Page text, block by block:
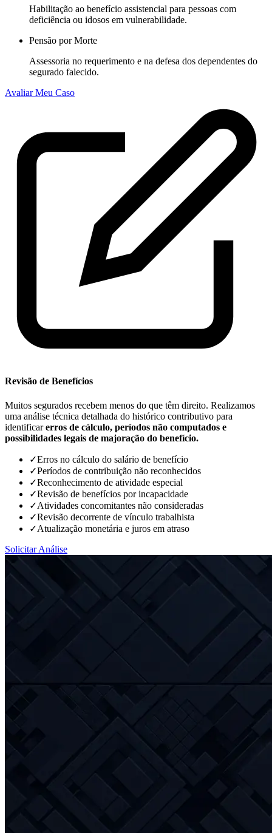
Habilitação ao benefício assistencial para pessoas com
deficiência ou idosos em vulnerabilidade.
Pensão por Morte
Assessoria no requerimento e na defesa dos dependentes do
segurado falecido.
Avaliar Meu Caso
Revisão de Benefícios
Muitos segurados recebem menos do que têm direito. Realizamos
uma análise técnica detalhada do histórico contributivo para
identificarerros de cálculo, períodos não computados e
possibilidades legais de majoração do benefício.
✓Erros no cálculo do salário de benefício
✓Períodos de contribuição não reconhecidos
✓Reconhecimento de atividade especial
✓Revisão de benefícios por incapacidade
✓Atividades concomitantes não consideradas
✓Revisão decorrente de vínculo trabalhista
✓Atualização monetária e juros em atraso
Solicitar Análise